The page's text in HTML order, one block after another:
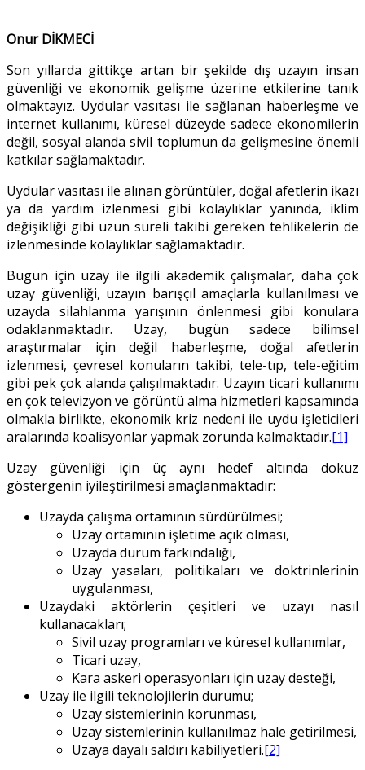
Onur DİKMECİ
Son yıllarda gittikçe artan bir şekilde dış uzayın insan
güvenliği ve ekonomik gelişme üzerine etkilerine tanık
olmaktayız. Uydular vasıtası ile sağlanan haberleşme ve
internet kullanımı, küresel düzeyde sadece ekonomilerin
değil, sosyal alanda sivil toplumun da gelişmesine önemli
katkılar sağlamaktadır.
Uydular vasıtası ile alınan görüntüler, doğal afetlerin ikazı
ya da yardım izlenmesi gibi kolaylıklar yanında, iklim
değişikliği gibi uzun süreli takibi gereken tehlikelerin de
izlenmesinde kolaylıklar sağlamaktadır.
Bugün için uzay ile ilgili akademik çalışmalar, daha çok
uzay güvenliği, uzayın barışçıl amaçlarla kullanılması ve
uzayda silahlanma yarışının önlenmesi gibi konulara
odaklanmaktadır. Uzay, bugün sadece bilimsel
araştırmalar için değil haberleşme, doğal afetlerin
izlenmesi, çevresel konuların takibi, tele-tıp, tele-eğitim
gibi pek çok alanda çalışılmaktadır. Uzayın ticari kullanımı
en çok televizyon ve görüntü alma hizmetleri kapsamında
olmakla birlikte, ekonomik kriz nedeni ile uydu işleticileri
aralarında koalisyonlar yapmak zorunda kalmaktadır.[1]
Uzay güvenliği için üç aynı hedef altında dokuz
göstergenin iyileştirilmesi amaçlanmaktadır:
Uzayda çalışma ortamının sürdürülmesi;
Uzay ortamının işletime açık olması,
Uzayda durum farkındalığı,
Uzay yasaları, politikaları ve doktrinlerinin
uygulanması,
Uzaydaki aktörlerin çeşitleri ve uzayı nasıl
kullanacakları;
Sivil uzay programları ve küresel kullanımlar,
Ticari uzay,
Kara askeri operasyonları için uzay desteği,
Uzay ile ilgili teknolojilerin durumu;
Uzay sistemlerinin korunması,
Uzay sistemlerinin kullanılmaz hale getirilmesi,
Uzaya dayalı saldırı kabiliyetleri.[2]